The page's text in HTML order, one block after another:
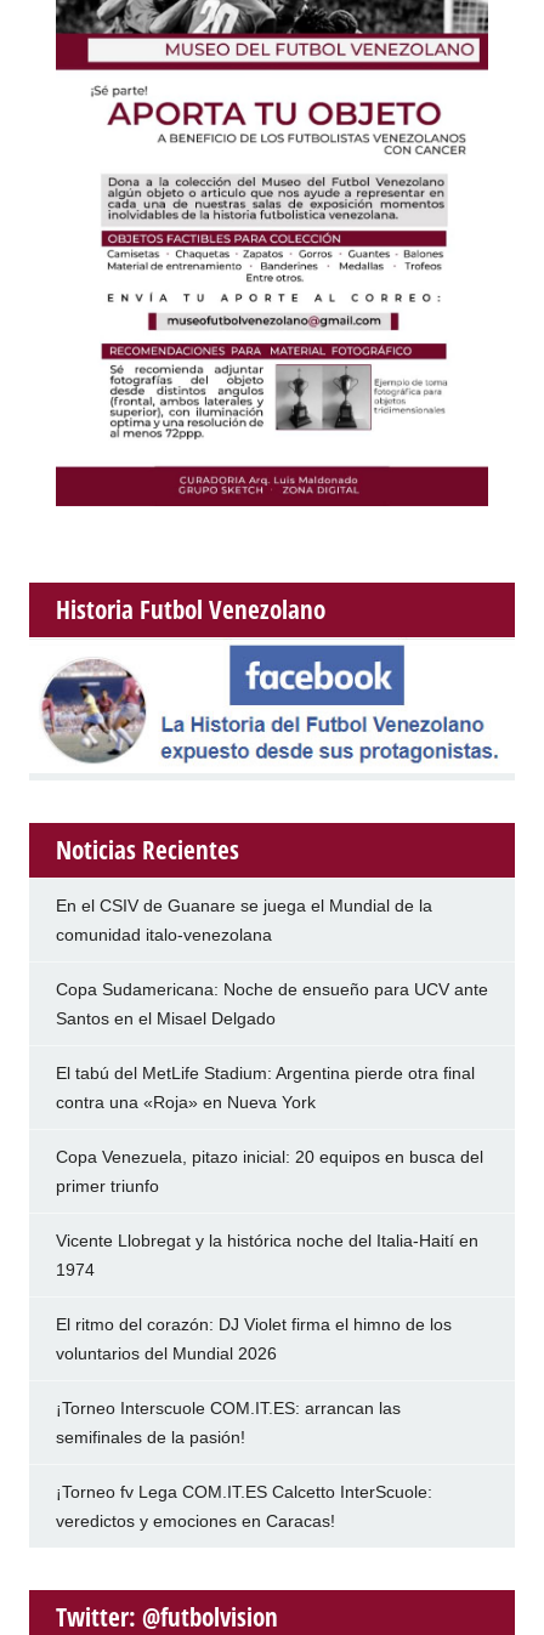
Historia Futbol Venezolano
Noticias Recientes
En el CSIV de Guanare se juega el Mundial de la
comunidad italo-venezolana
Copa Sudamericana: Noche de ensueño para UCV ante
Santos en el Misael Delgado
El tabú del MetLife Stadium: Argentina pierde otra final
contra una «Roja» en Nueva York
Copa Venezuela, pitazo inicial: 20 equipos en busca del
primer triunfo
Vicente Llobregat y la histórica noche del Italia-Haití en
1974
El ritmo del corazón: DJ Violet firma el himno de los
voluntarios del Mundial 2026
¡Torneo Interscuole COM.IT.ES: arrancan las
semifinales de la pasión!
¡Torneo fv Lega COM.IT.ES Calcetto InterScuole:
veredictos y emociones en Caracas!
Twitter: @futbolvision